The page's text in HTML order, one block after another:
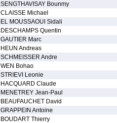
SENGTHAVISAY Bounmy
CLAISSE Michael
EL MOUSSAOUI Sidali
DESCHAMPS Quentin
GAUTIER Marc
HEUN Andreas
SCHMEISSER Andre
WEN Bohao
STRIEVI Leonie
HACQUARD Claude
MENETREY Jean-Paul
BEAUFAUCHET David
GRAPPEIN Antoine
BOUDART Thierry